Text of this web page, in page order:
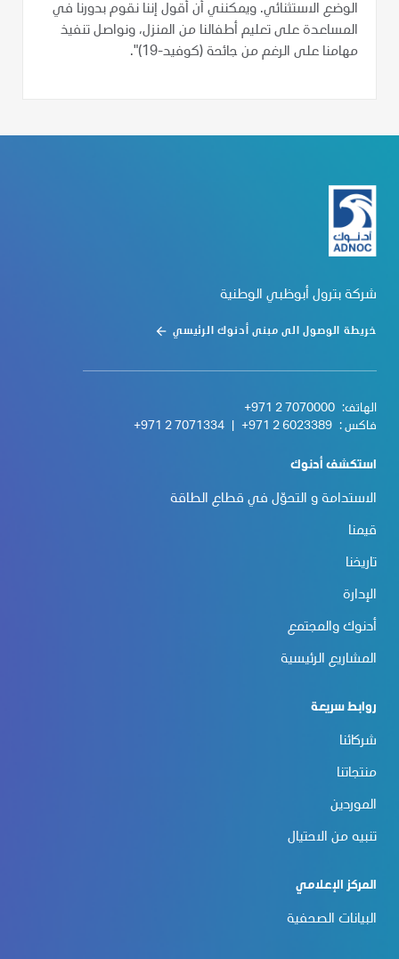
الوضع الاستثنائي. ويمكنني أن أقول إننا نقوم بدورنا في
المساعدة على تعليم أطفالنا من المنزل، ونواصل تنفيذ
مهامنا على الرغم من جائحة (كوفيد-19)".
شركة بترول أبوظبي الوطنية
خريطة الوصول الى مبنى أدنوك الرئيسي
الهاتف: +971 2 7070000
فاكس : +971 2 6023389
+971 2 7071334
استكشف أدنوك
الاستدامة و التحوّل في قطاع الطاقة
قيمنا
تاريخنا
الإدارة
أدنوك والمجتمع
المشاريع الرئيسية
روابط سريعة
شركائنا
منتجاتنا
الموردين
تنبيه من الاحتيال
المركز الإعلامي
البيانات الصحفية